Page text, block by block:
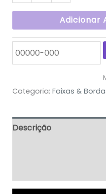
Adicionar
Categoria: Faixas &
Descrição